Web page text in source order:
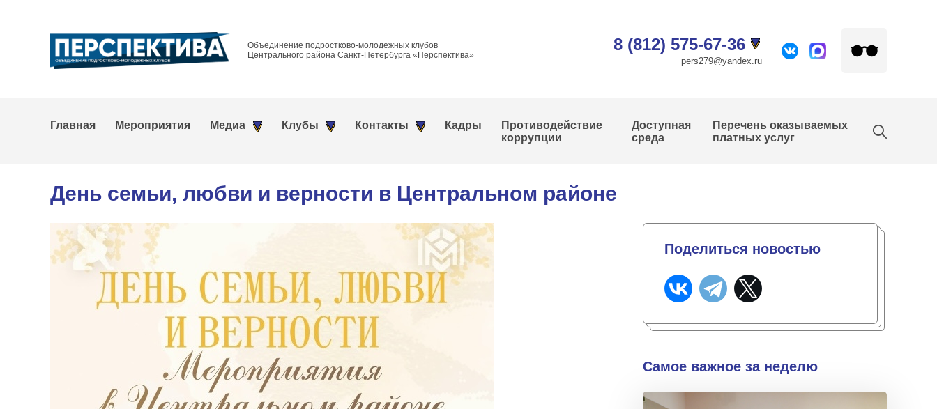
Объединение подростково-молодежных клубов
Центрального района Санкт-Петербурга «Перспектива»
8 (812) 575-67-36
pers279@yandex.ru
Главная Мероприятия Медиа Клубы Контакты Кадры
Противодействие
коррупции
Доступная
среда
Перечень оказываемых
платных услуг
День семьи, любви и верности в Центральном районе
Поделиться новостью
Самое важное за неделю